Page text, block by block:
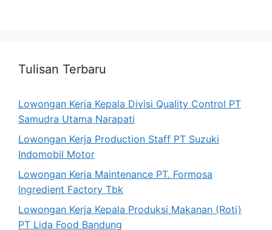
Tulisan Terbaru
Lowongan Kerja Kepala Divisi Quality Control PT
Samudra Utama Narapati
Lowongan Kerja Production Staff PT Suzuki
Indomobil Motor
Lowongan Kerja Maintenance PT. Formosa
Ingredient Factory Tbk
Lowongan Kerja Kepala Produksi Makanan (Roti)
PT Lida Food Bandung